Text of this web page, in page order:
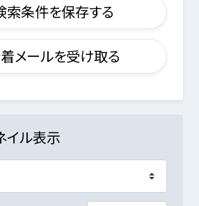
索条件を保存する
メールを受け取る
イル表示